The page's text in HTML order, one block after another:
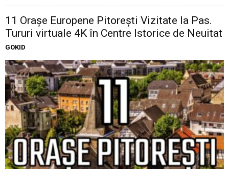
11 Oraşe Europene Pitoreşti Vizitate la Pas.
Tururi virtuale 4K în Centre Istorice de Neuitat
GOKID